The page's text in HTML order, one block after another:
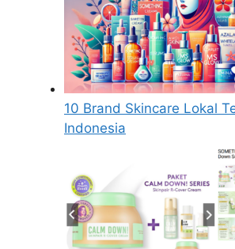
10 Brand Skincare Lokal
Indonesia